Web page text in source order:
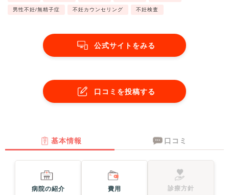
男性不妊/無精子症 不妊カウンセリング 不妊検査
公式サイトをみる
口コミを投稿する
基本情報 口コミ
病院の紹介 費用 診療方針